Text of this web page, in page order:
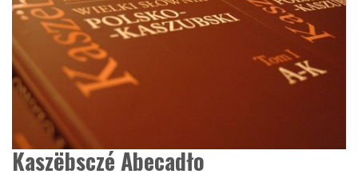
Kaszëbsczé Abecadło